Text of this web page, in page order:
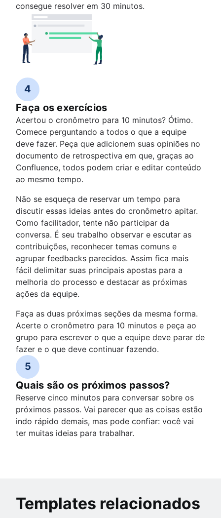
consegue resolver em 30 minutos.
4
Faça os exercícios
Acertou o cronômetro para 10 minutos? Ótimo.
Comece perguntando a todos o que a equipe
deve fazer. Peça que adicionem suas opiniões no
documento de retrospectiva em que, graças ao
Confluence, todos podem criar e editar conteúdo
ao mesmo tempo.
Não se esqueça de reservar um tempo para
discutir essas ideias antes do cronômetro apitar.
Como facilitador, tente não participar da
conversa. É seu trabalho observar e escutar as
contribuições, reconhecer temas comuns e
agrupar feedbacks parecidos. Assim fica mais
fácil delimitar suas principais apostas para a
melhoria do processo e destacar as próximas
ações da equipe.
Faça as duas próximas seções da mesma forma.
Acerte o cronômetro para 10 minutos e peça ao
grupo para escrever o que a equipe deve parar de
fazer e o que deve continuar fazendo.
5
Quais são os próximos passos?
Reserve cinco minutos para conversar sobre os
próximos passos. Vai parecer que as coisas estão
indo rápido demais, mas pode confiar: você vai
ter muitas ideias para trabalhar.
Templates relacionados